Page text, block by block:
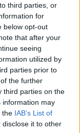
third parties, or
for
below opt-out
that after your
seeing
utilized by
parties prior to
the further
third parties on the
information may
the IAB’s List of
it to other
habra